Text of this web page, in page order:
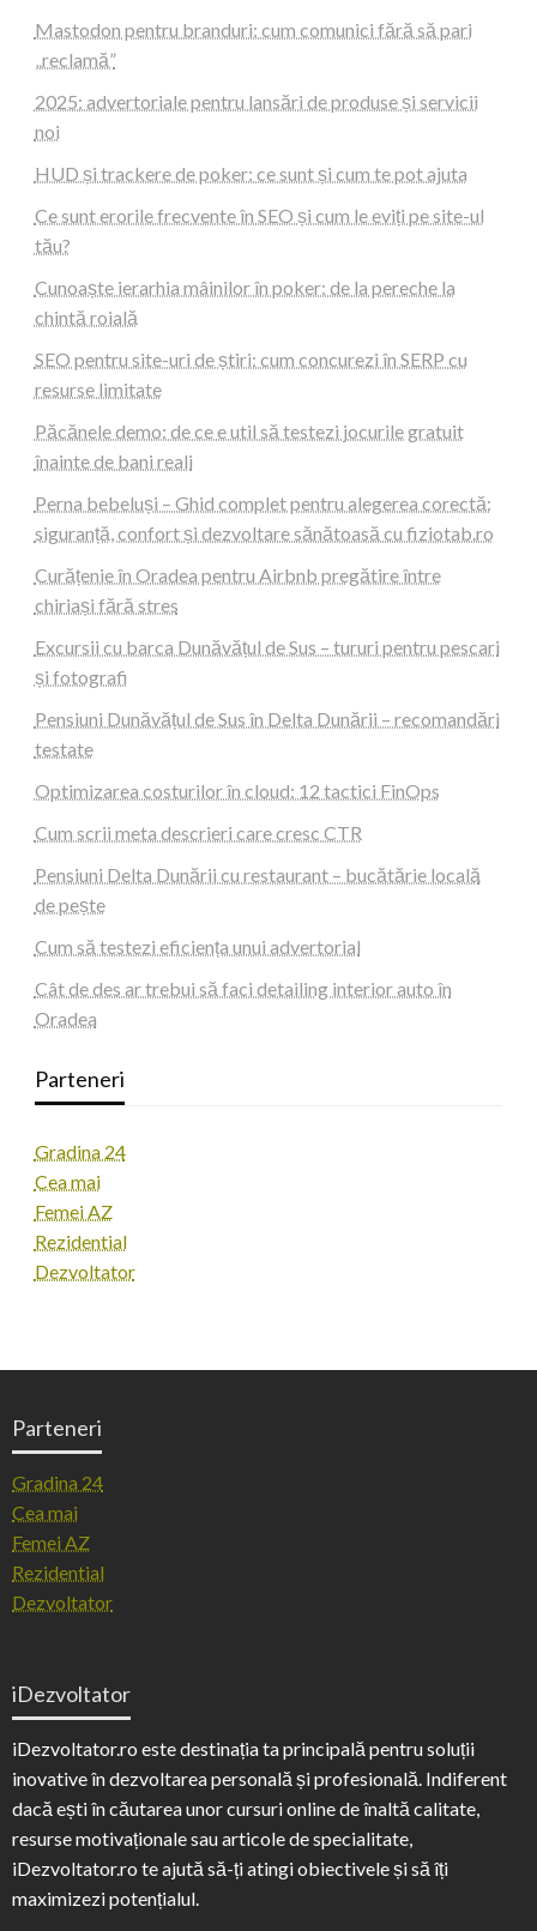
Mastodon pentru branduri: cum comunici fără să pari
„reclamă”
2025: advertoriale pentru lansări de produse și servicii
noi
HUD și trackere de poker: ce sunt și cum te pot ajuta
Ce sunt erorile frecvente în SEO și cum le eviți pe site-ul
tău?
Cunoaște ierarhia mâinilor în poker: de la pereche la
chintă roială
SEO pentru site-uri de știri: cum concurezi în SERP cu
resurse limitate
Păcănele demo: de ce e util să testezi jocurile gratuit
înainte de bani reali
Perna bebeluși – Ghid complet pentru alegerea corectă:
siguranță, confort și dezvoltare sănătoasă cu fiziotab.ro
Curățenie în Oradea pentru Airbnb pregătire între
chiriași fără stres
Excursii cu barca Dunăvățul de Sus – tururi pentru pescari
și fotografi
Pensiuni Dunăvățul de Sus în Delta Dunării – recomandări
testate
Optimizarea costurilor în cloud: 12 tactici FinOps
Cum scrii meta descrieri care cresc CTR
Pensiuni Delta Dunării cu restaurant – bucătărie locală
de pește
Cum să testezi eficiența unui advertorial
Cât de des ar trebui să faci detailing interior auto în
Oradea
Parteneri
Gradina 24
Cea mai
Femei AZ
Rezidential
Dezvoltator
Parteneri
Gradina 24
Cea mai
Femei AZ
Rezidential
Dezvoltator
iDezvoltator
iDezvoltator.ro este destinația ta principală pentru soluții
inovative în dezvoltarea personală și profesională. Indiferent
dacă ești în căutarea unor cursuri online de înaltă calitate,
resurse motivaționale sau articole de specialitate,
iDezvoltator.ro te ajută să-ți atingi obiectivele și să îți
maximizezi potențialul.